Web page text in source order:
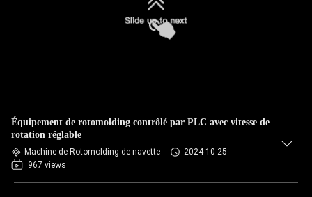
Équipement de rotomolding contrôlé par PLC avec vitesse de
rotation réglable
Machine de Rotomolding de navette
2024-10-25
967 views